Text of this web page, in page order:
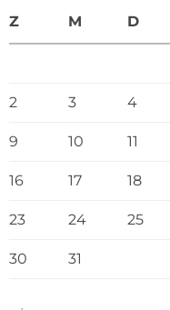
Z
M D
2 3 4
9 10 11
16 17 18
23 24 25
30 31